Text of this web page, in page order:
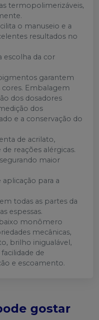
termopolimerizáveis,
o manuseio e a
resultados no
escolha da cor
garantem
cores. Embalagem
dos dosadores
dos
e a conservação do
de acrilato,
reações alérgicas.
maior
para a
todas as partes da
espessas.
baixo monômero
mecânicas,
brilho inigualável,
de
e escoamento.
gostar